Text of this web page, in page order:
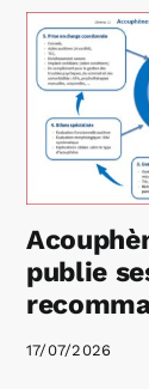
publie
17/07/2026